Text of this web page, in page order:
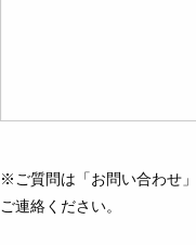
※ご質問は「お問い合わせ
ご連絡ください。